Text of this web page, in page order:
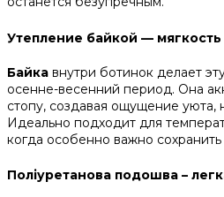
Утепление байкой — мягкость
Байка внутри ботинок делает
осенне-весенний период. Она
стопу, создавая ощущение уюта,
Идеально подходит для
когда особенно важно сохранить
Поліуретанова подошва –